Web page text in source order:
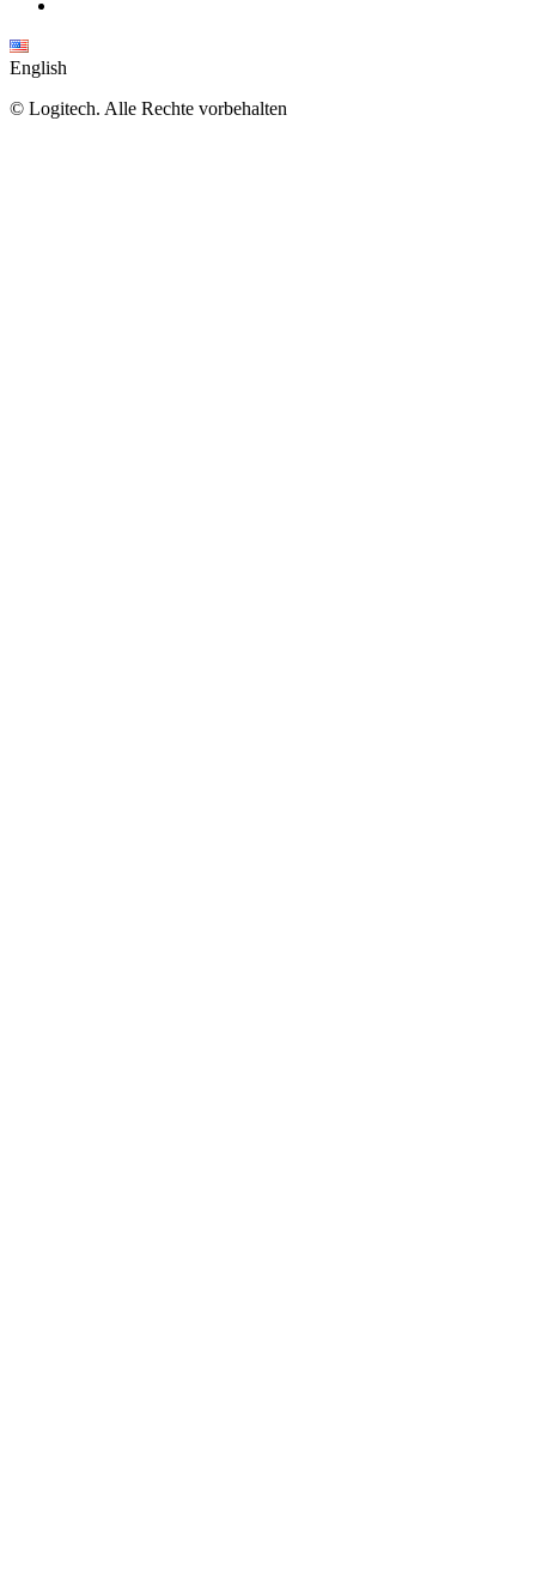
English
© Logitech. Alle Rechte vorbehalten